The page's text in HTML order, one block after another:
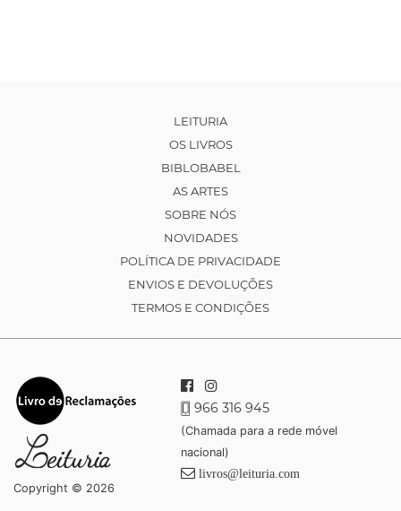
LEITURIA
OS LIVROS
BIBLOBABEL
AS ARTES
SOBRE NÓS
NOVIDADES
POLÍTICA DE PRIVACIDADE
ENVIOS E DEVOLUÇÕES
TERMOS E CONDIÇÕES
Copyright © 2026
966 316 945
(Chamada para a rede móvel
nacional)
livros@leituria.com